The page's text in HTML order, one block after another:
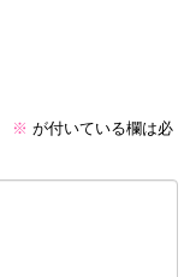
※ が付いている欄は必